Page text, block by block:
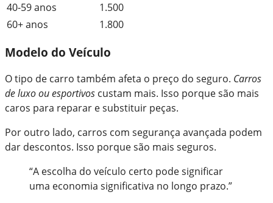
40-59 anos
1.500
60+ anos
1.800
Modelo do Veículo
O tipo de carro também afeta o preço do seguro. Carros
de luxo ou esportivos custam mais. Isso porque são mais
caros para reparar e substituir peças.
Por outro lado, carros com segurança avançada podem
dar descontos. Isso porque são mais seguros.
“A escolha do veículo certo pode significar
uma economia significativa no longo prazo.”